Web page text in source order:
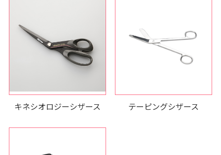
キネシオロジーシザース テーピングシザース